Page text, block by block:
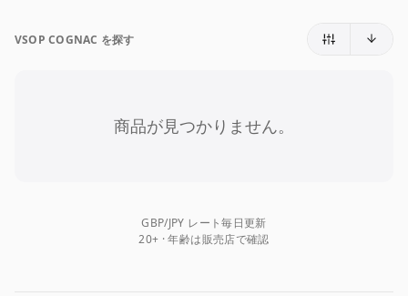
VSOP COGNAC を探す
商品が見つかりません。
GBP/JPY レート毎日更新
20+ · 年齢は販売店で確認